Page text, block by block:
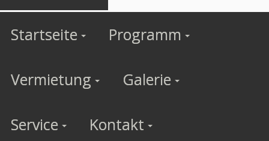
Startseite Programm
Vermietung Galerie
Service Kontakt